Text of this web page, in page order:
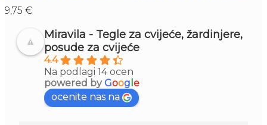
9,75 €
Miravila - Tegle za cvijeće, žardinjere,
posude za cvijeće
4.4
Na podlagi 14 ocen
powered byGoog e
ocenite nas na